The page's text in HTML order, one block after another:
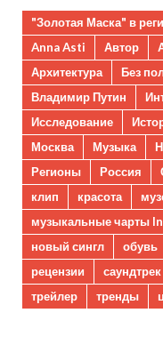
"Золотая Маска" в
Anna Asti
Автор
Архитектура
Без
Владимир Путин
Исследование
Москва
Музыка
Регионы
Россия
клип
красота
музыкальные чарты
новый сингл
обувь
рецензии
саундтрек
трейлер
тренды